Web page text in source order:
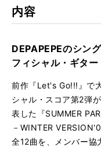
内容
DEPAPEPEのシン
フィシャル・ギタ
前作『Let's Go!!!』で
シャル・スコア第2弾
表した『SUMMER
－WINTER
全12曲を、メンバー協